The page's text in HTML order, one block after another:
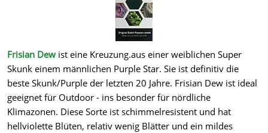
Frisian Dew ist eine Kreuzung.aus einer weiblichen Super
Skunk einem männlichen Purple Star. Sie ist definitiv die
beste Skunk/Purple der letzten 20 Jahre. Frisian Dew ist ideal
geeignet für Outdoor - ins besonder für nördliche
Klimazonen. Diese Sorte ist schimmelresistent und hat
hellviolette Blüten, relativ wenig Blätter und ein mildes